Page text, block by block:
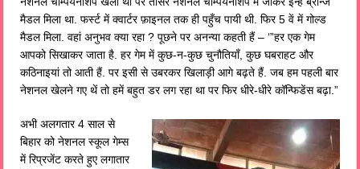
मैडल मिला था. फर्स्ट में क्वार्टर फ़ाइनल तक ही पहुँच पायी थी. फिर 5 वें में गोल्ड
मैडल मिला. वहां अनुभव क्या रहा ? पूछने पर अनन्या कहती हैं – ‘”हर एक गेम
आपको सिखाकर जाता है. हर गेम में कुछ-न-कुछ चुनौतियाँ, कुछ घबराहट और
कठिनाइयां तो आती हैं. पर इसी से उबरकर खिलाड़ी आगे बढ़ते हैं. जब हम पहली बार
नेशनल खेलने गए थें तो हमें बहुत डर लग रहा था पर फिर धीरे-धीरे कॉन्फिडेंस बढ़ा.”
अभी अलगतार 4 साल से
बिहार को नेशनल स्कूल गेम्स
में रिप्रजेंट करते हुए लगातार